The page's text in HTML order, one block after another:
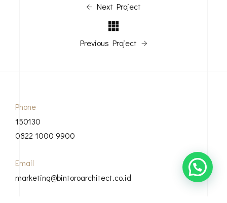
Next Project
Previous Project
Phone
150130
0822 1000 9900
Email
marketing@bintoroarchitect.co.id